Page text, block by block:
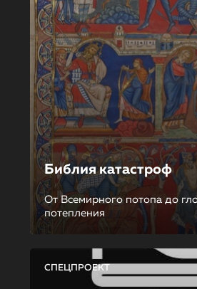
Библия катастроф
От Всемирного потопа до
потепления
СПЕЦПРОЕКТ